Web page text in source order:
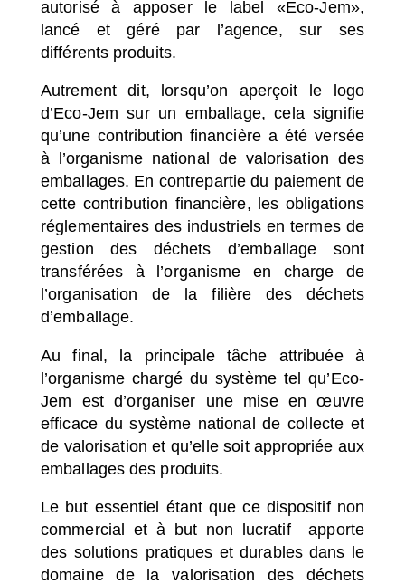
autorisé à apposer le label «Eco-Jem»,
lancé et géré par l’agence, sur ses
différents produits.
Autrement dit, lorsqu’on aperçoit le logo
d’Eco-Jem sur un emballage, cela signifie
qu’une contribution financière a été versée
à l’organisme national de valorisation des
emballages. En contrepartie du paiement de
cette contribution financière, les obligations
réglementaires des industriels en termes de
gestion des déchets d’emballage sont
transférées à l’organisme en charge de
l’organisation de la filière des déchets
d’emballage.
Au final, la principale tâche attribuée à
l’organisme chargé du système tel qu’Eco-
Jem est d’organiser une mise en œuvre
efficace du système national de collecte et
de valorisation et qu’elle soit appropriée aux
emballages des produits.
Le but essentiel étant que ce dispositif non
commercial et à but non lucratif apporte
des solutions pratiques et durables dans le
domaine de la valorisation des déchets